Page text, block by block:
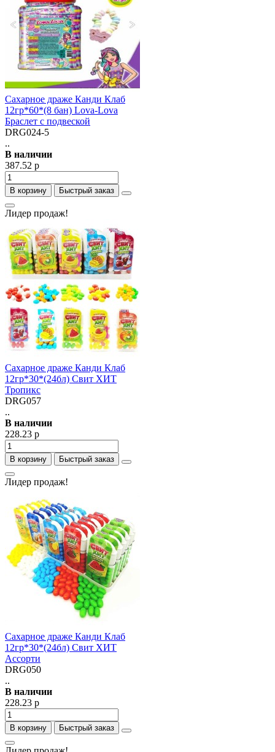
Сахарное драже Канди Клаб
12гр*60*(8 бан) Lova-Lova
Браслет с подвеской
DRG024-5
..
В наличии
387.52 р
В корзину Быстрый заказ
Лидер продаж!
Сахарное драже Канди Клаб
12гр*30*(24бл) Свит ХИТ
Тропикс
DRG057
..
В наличии
228.23 р
В корзину Быстрый заказ
Лидер продаж!
Сахарное драже Канди Клаб
12гр*30*(24бл) Свит ХИТ
Ассорти
DRG050
..
В наличии
228.23 р
В корзину Быстрый заказ